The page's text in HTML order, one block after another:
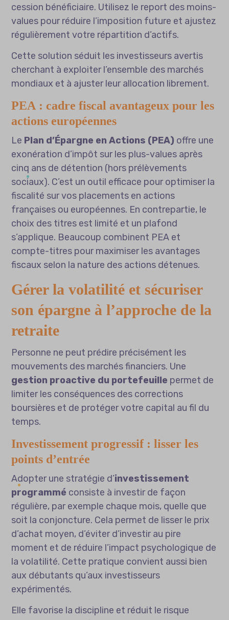
cession bénéficiaire. Utilisez le report des moins-
values pour réduire l’imposition future et ajustez
régulièrement votre répartition d’actifs.
Cette solution séduit les investisseurs avertis
cherchant à exploiter l’ensemble des marchés
mondiaux et à ajuster leur allocation librement.
PEA : cadre fiscal avantageux pour les
actions européennes
Le Plan d’Épargne en Actions (PEA) offre une
exonération d’impôt sur les plus-values après
cinq ans de détention (hors prélèvements
sociaux). C’est un outil efficace pour optimiser la
fiscalité sur vos placements en actions
françaises ou européennes. En contrepartie, le
choix des titres est limité et un plafond
s’applique. Beaucoup combinent PEA et
compte-titres pour maximiser les avantages
fiscaux selon la nature des actions détenues.
Gérer la volatilité et sécuriser
son épargne à l’approche de la
retraite
Personne ne peut prédire précisément les
mouvements des marchés financiers. Une
gestion proactive du portefeuille permet de
limiter les conséquences des corrections
boursières et de protéger votre capital au fil du
temps.
Investissement progressif : lisser les
points d’entrée
Adopter une stratégie d’investissement
programmé consiste à investir de façon
régulière, par exemple chaque mois, quelle que
soit la conjoncture. Cela permet de lisser le prix
d’achat moyen, d’éviter d’investir au pire
moment et de réduire l’impact psychologique de
la volatilité. Cette pratique convient aussi bien
aux débutants qu’aux investisseurs
expérimentés.
Elle favorise la discipline et réduit le risque